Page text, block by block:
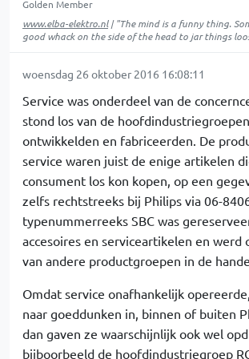
Golden Member
www.elba-elektro.nl| "The mind is a funny thing.
good whack on the side of the head to jar things
woensdag 26 oktober 2016 16:08:11
Service was onderdeel van de
stond los van de
ontwikkelden en fabriceerden. De
service waren juist de enige artikelen
consument los kon kopen, op een
zelfs rechtstreeks bij Philips via 06-
typenummerreeks SBC was
accesoires en serviceartikelen en werd
van andere productgroepen in de
Omdat service onafhankelijk
naar goeddunken in, binnen of buiten
dan gaven ze waarschijnlijk ook wel
bijboorbeeld de hoofdindustriegroep